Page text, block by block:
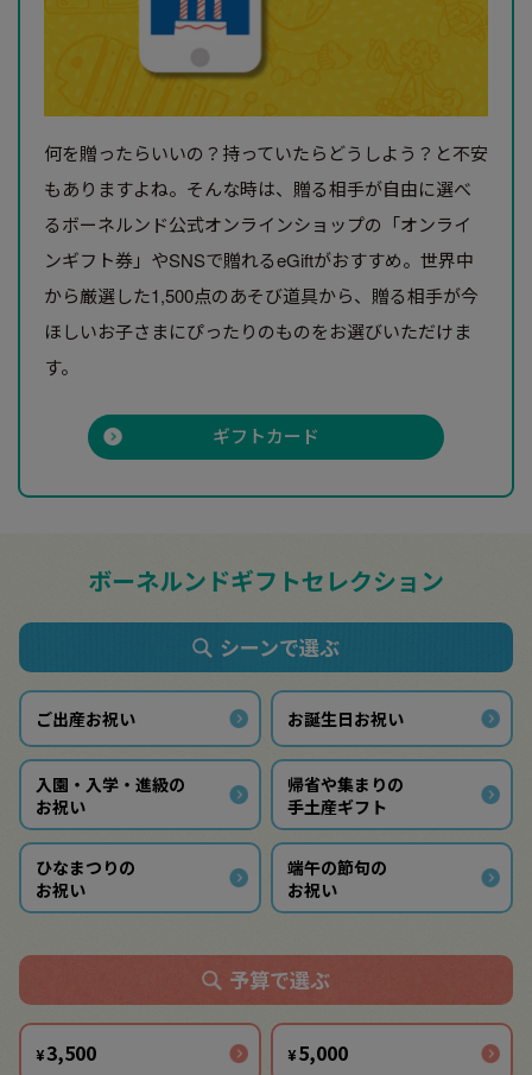
何を贈ったらいいの？持っていたらどうしよう？と不安
もありますよね。そんな時は、贈る相手が自由に選べ
るボーネルンド公式オンラインショップの「オンライ
ンギフト券」やSNSで贈れるeGiftがおすすめ。世界中
から厳選した1,500点のあそび道具から、贈る相手が今
ほしいお子さまにぴったりのものをお選びいただけま
す。
ギフトカード
ボーネルンドギフトセレクション
シーンで選ぶ
ご出産お祝い お誕生日お祝い
入園・入学・進級の
お祝い
帰省や集まりの
手土産ギフト
ひなまつりの
お祝い
端午の節句の
お祝い
予算で選ぶ
¥3,500 ¥5,000